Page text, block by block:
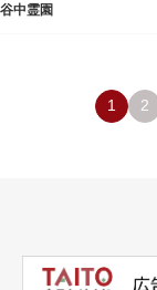
谷中霊園
1 2